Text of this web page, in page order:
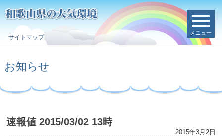
サイトマップ
メニュー
お知らせ
速報値 2015/03/02 13時
2015年3月2日